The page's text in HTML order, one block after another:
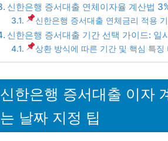
신한은행 증서대출 연체이자율 계산법
신한은행 증서대출 연체금리 적용
신한은행 증서대출 기간 선택 가이드:
상환 방식에 따른 기간 및 핵심 특징
신한은행 증서대출 이자
는 날짜 지정 팁